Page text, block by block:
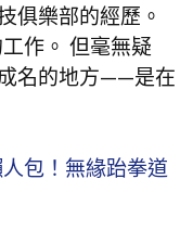
俱樂部的經歷。
作。 但毫無疑
名的地方——是在
人包！無緣跆拳道